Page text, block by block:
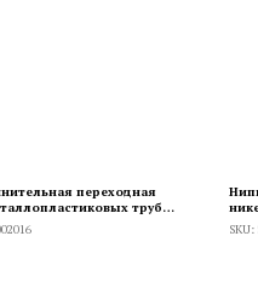
переходная
труб
SKU: